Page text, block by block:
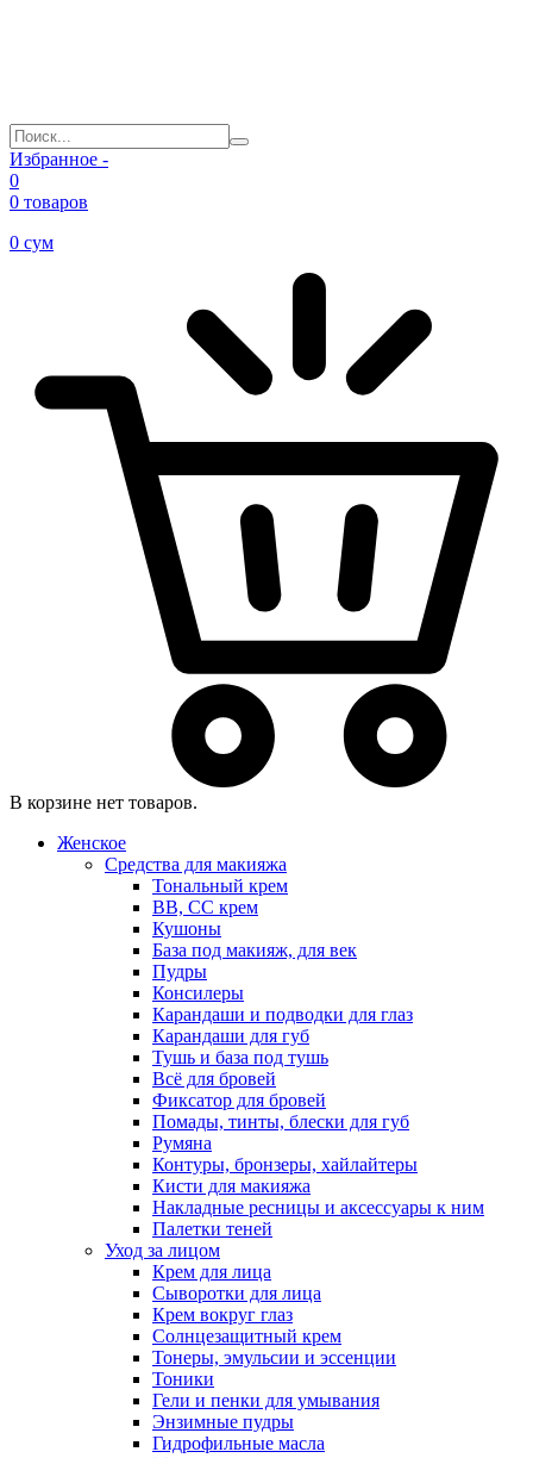
Избранное -
0
0 товаров
0 сум
В корзине нет товаров.
Женское
Средства для макияжа
Тональный крем
BB, CC крем
Кушоны
База под макияж, для век
Пудры
Консилеры
Карандаши и подводки для глаз
Карандаши для губ
Тушь и база под тушь
Всё для бровей
Фиксатор для бровей
Помады, тинты, блески для губ
Румяна
Контуры, бронзеры, хайлайтеры
Кисти для макияжа
Накладные ресницы и аксессуары к ним
Палетки теней
Уход за лицом
Крем для лица
Сыворотки для лица
Крем вокруг глаз
Солнцезащитный крем
Тонеры, эмульсии и эссенции
Тоники
Гели и пенки для умывания
Энзимные пудры
Гидрофильные масла